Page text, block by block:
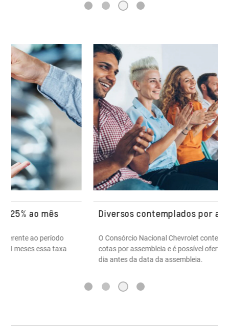
1 2 3 4
Diversos contemplados por assembleia
O Consórcio Nacional Chevrolet contempla em média 5
cotas por assembleia e é possível ofertar um lance até um
dia antes da data da assembleia.
1 2 3 4